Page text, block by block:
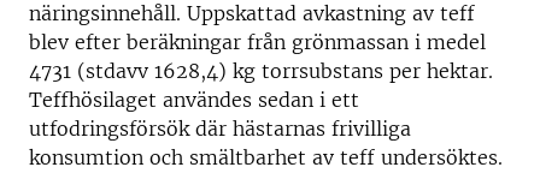
näringsinnehåll. Uppskattad avkastning av teff
blev efter beräkningar från grönmassan i medel
4731 (stdavv 1628,4) kg torrsubstans per hektar.
Teffhösilaget användes sedan i ett
utfodringsförsök där hästarnas frivilliga
konsumtion och smältbarhet av teff undersöktes.